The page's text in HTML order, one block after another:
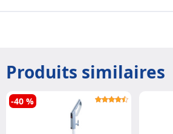
Produits similaires
-40 %